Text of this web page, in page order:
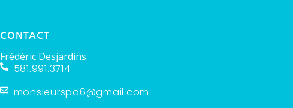
CONTACT
Frédéric Desjardins
581.991.3714
monsieurspa6@gmail.com